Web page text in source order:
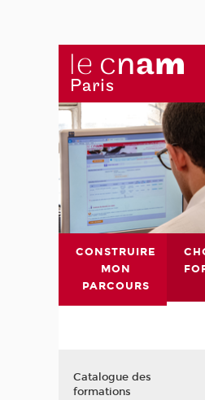
CONSTRUIRE
MON
PARCOURS
Catalogue des
formations